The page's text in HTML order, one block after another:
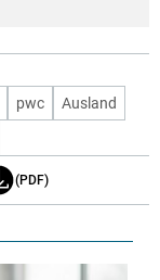
pwc
Ausland
(PDF)